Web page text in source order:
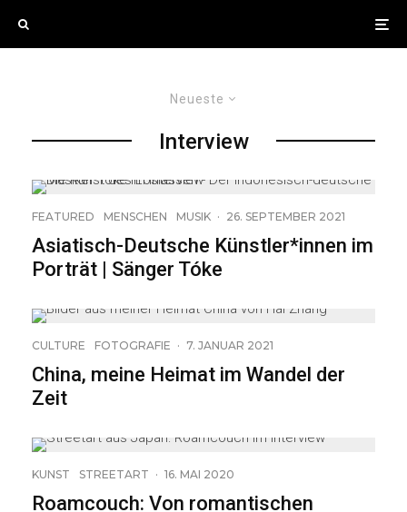
Neueste
Interview
FEATURED MENSCHEN MUSIK · 26. SEPTEMBER 2021
Asiatisch-Deutsche Künstler*innen im
Porträt | Sänger Tóke
19
CULTURE FOTOGRAFIE · 7. JANUAR 2021
China, meine Heimat im Wandel der
Zeit
9
KUNST STREETART · 16. MAI 2020
Roamcouch: Von romantischen